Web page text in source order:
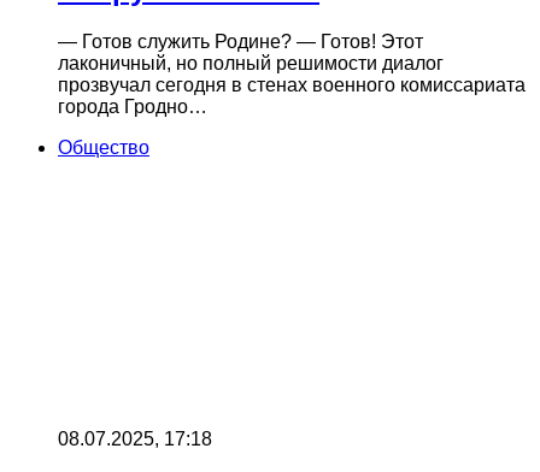
— Готов служить Родине? — Готов! Этот
лаконичный, но полный решимости диалог
прозвучал сегодня в стенах военного комиссариата
города Гродно…
Общество
08.07.2025, 17:18